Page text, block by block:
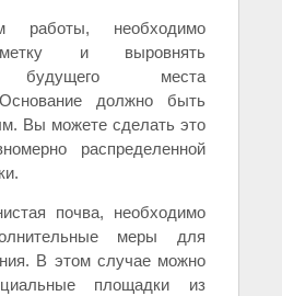
работы, необходимо
и выровнять
будущего места
Основание должно быть
Вы можете сделать это
распределенной
почва, необходимо
меры для
В этом случае можно
площадки из